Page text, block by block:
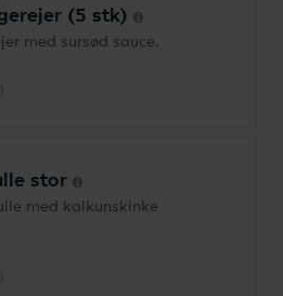
(5 stk)
med sursød sauce.
stor
med kalkunskinke